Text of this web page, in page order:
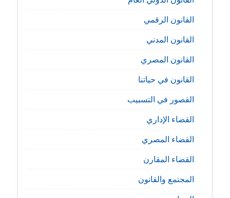
القانون الرقمي
القانون المدني
القانون المصري
القانون في حياتنا
القصور في التسبيب
القضاء الإداري
القضاء المصري
القضاء المقارن
المجتمع والقانون